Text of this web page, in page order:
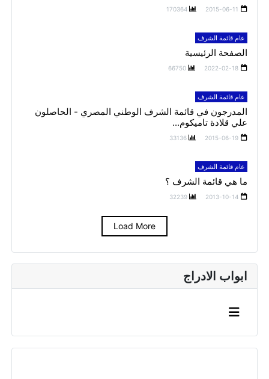
ابواب الادراج
2015-06-11
170364
عام قائمة الشرف
الصفحة الرئيسية
2022-02-18
66750
عام قائمة الشرف
المدرجون في قائمة الشرف الوطني المصري - الحاصلون
علي قلادة تاميكوم...
2015-06-19
33136
عام قائمة الشرف
ما هي قائمة الشرف ؟
2013-10-14
32239
Load More